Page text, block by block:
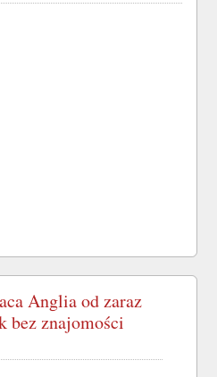
Anglia od zaraz
bez znajomości